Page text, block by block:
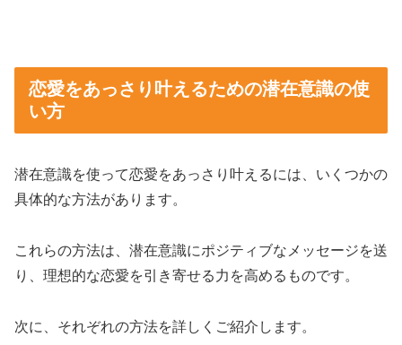
恋愛をあっさり叶えるための潜在意識の使
い方
潜在意識を使って恋愛をあっさり叶えるには、いくつかの
具体的な方法があります。
これらの方法は、潜在意識にポジティブなメッセージを送
り、理想的な恋愛を引き寄せる力を高めるものです。
次に、それぞれの方法を詳しくご紹介します。